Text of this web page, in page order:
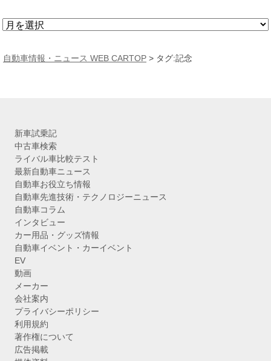
ア
カ
自動車情報・ニュース WEB CARTOP > タグ:記念
新車試乗記
中古車検索
ライバル車比較テスト
最新自動車ニュース
自動車お役立ち情報
自動車先進技術・テクノロジーニュース
自動車コラム
インタビュー
カー用品・グッズ情報
自動車イベント・カーイベント
EV
動画
メーカー
会社案内
プライバシーポリシー
利用規約
著作権について
広告掲載